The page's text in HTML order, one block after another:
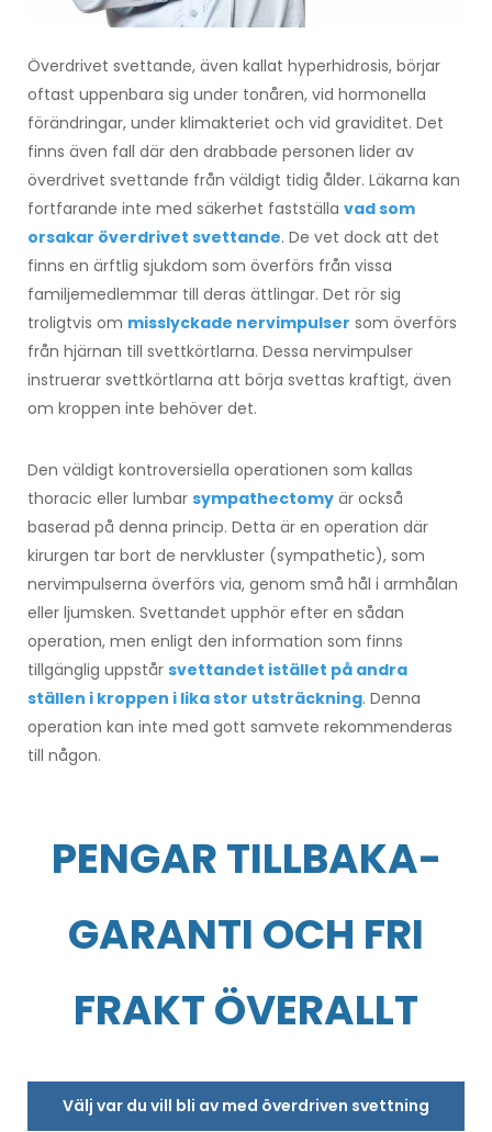
Överdrivet svettande, även kallat hyperhidrosis, börjar
oftast uppenbara sig under tonåren, vid hormonella
förändringar, under klimakteriet och vid graviditet. Det
finns även fall där den drabbade personen lider av
överdrivet svettande från väldigt tidig ålder. Läkarna kan
fortfarande inte med säkerhet fastställa vad som
orsakar överdrivet svettande. De vet dock att det
finns en ärftlig sjukdom som överförs från vissa
familjemedlemmar till deras ättlingar. Det rör sig
troligtvis om misslyckade nervimpulser som överförs
från hjärnan till svettkörtlarna. Dessa nervimpulser
instruerar svettkörtlarna att börja svettas kraftigt, även
om kroppen inte behöver det.
Den väldigt kontroversiella operationen som kallas
thoracic eller lumbar sympathectomy är också
baserad på denna princip. Detta är en operation där
kirurgen tar bort de nervkluster (sympathetic), som
nervimpulserna överförs via, genom små hål i armhålan
eller ljumsken. Svettandet upphör efter en sådan
operation, men enligt den information som finns
tillgänglig uppstår svettandet istället på andra
ställen i kroppen i lika stor utsträckning. Denna
operation kan inte med gott samvete rekommenderas
till någon.
PENGAR TILLBAKA-
GARANTI OCH FRI
FRAKT ÖVERALLT
Välj var du vill bli av med överdriven svettning